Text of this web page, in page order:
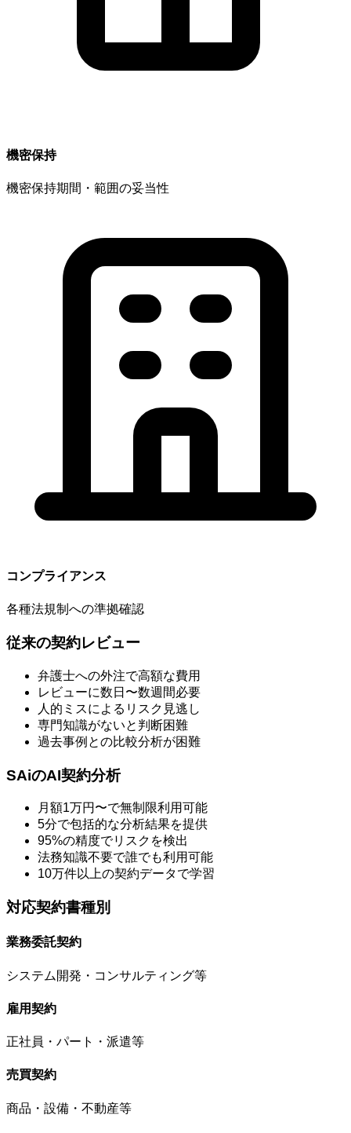
機密保持
機密保持期間・範囲の妥当性
コンプライアンス
各種法規制への準拠確認
従来の契約レビュー
弁護士への外注で高額な費用
レビューに数日〜数週間必要
人的ミスによるリスク見逃し
専門知識がないと判断困難
過去事例との比較分析が困難
SAiのAI契約分析
月額1万円〜で無制限利用可能
5分で包括的な分析結果を提供
95%の精度でリスクを検出
法務知識不要で誰でも利用可能
10万件以上の契約データで学習
対応契約書種別
業務委託契約
システム開発・コンサルティング等
雇用契約
正社員・パート・派遣等
売買契約
商品・設備・不動産等